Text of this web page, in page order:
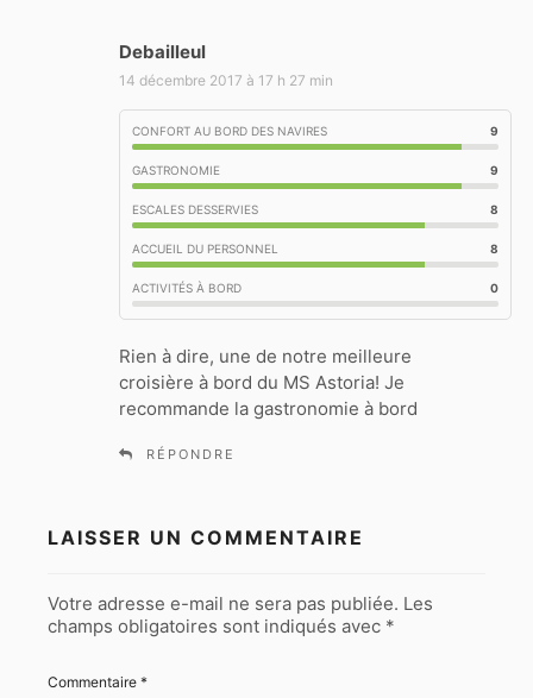
Debailleul
:
14 décembre 2017 à 17 h 27 min
CONFORT AU BORD DES NAVIRES 9
GASTRONOMIE 9
ESCALES DESSERVIES 8
ACCUEIL DU PERSONNEL 8
ACTIVITÉS À BORD 0
Rien à dire, une de notre meilleure
croisière à bord du MS Astoria! Je
recommande la gastronomie à bord
RÉPONDRE
LAISSER UN COMMENTAIRE
Votre adresse e-mail ne sera pas publiée. Les
champs obligatoires sont indiqués avec *
Commentaire *